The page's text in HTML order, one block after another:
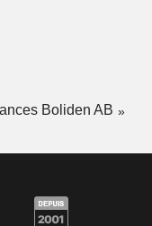
Boliden AB